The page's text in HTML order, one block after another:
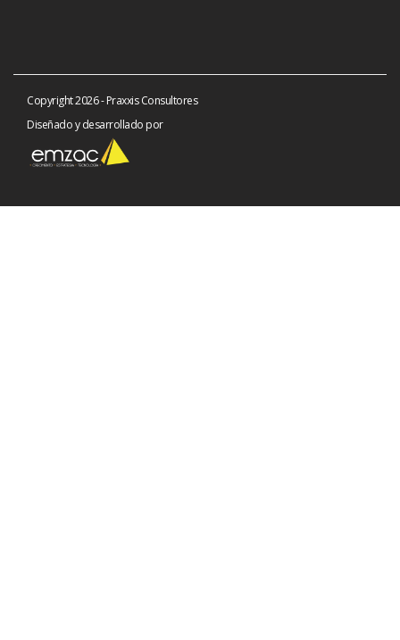
Copyright 2026 - Praxxis Consultores
Diseñado y desarrollado por